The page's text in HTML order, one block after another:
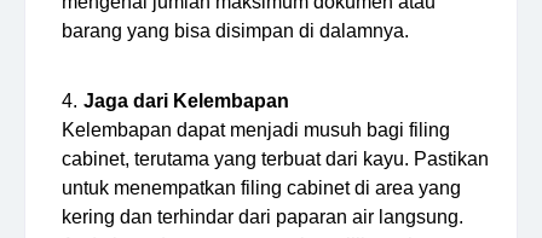
barang yang bisa disimpan di dalamnya.
Jaga dari Kelembapan
Kelembapan dapat menjadi musuh bagi filing
cabinet, terutama yang terbuat dari kayu. Pastikan
untuk menempatkan filing cabinet di area yang
kering dan terhindar dari paparan air langsung.